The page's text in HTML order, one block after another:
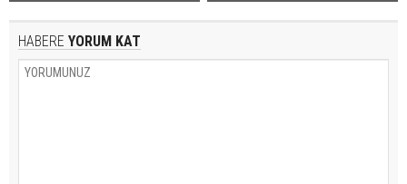
HABERE YORUM KAT